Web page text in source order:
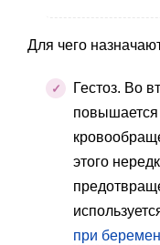
Для чего
Гестоз. Во
этого
при